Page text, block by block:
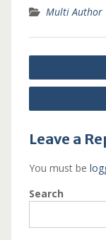
Multi Author
Post
navigation
Leave a
You must be
Search